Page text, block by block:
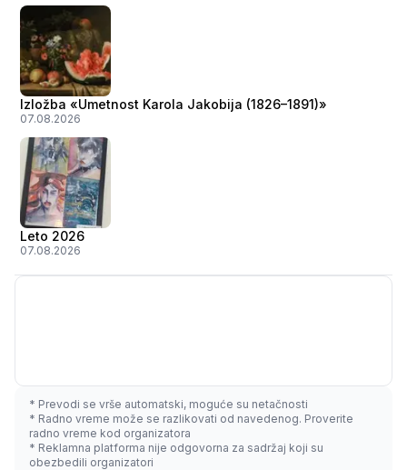
Izložba «Umetnost Karola Jakobija (1826–1891)»
07.08.2026
Leto 2026
07.08.2026
* Prevodi se vrše automatski, moguće su netačnosti
* Radno vreme može se razlikovati od navedenog. Proverite
radno vreme kod organizatora
* Reklamna platforma nije odgovorna za sadržaj koji su
obezbedili organizatori